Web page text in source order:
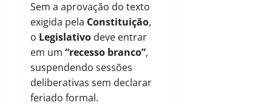
Sem a aprovação do texto
exigida pela Constituição,
o Legislativo deve entrar
em um “recesso branco”,
suspendendo sessões
deliberativas sem declarar
feriado formal.